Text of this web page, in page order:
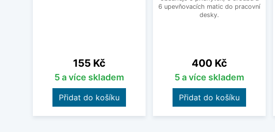
Cena
155 Kč
5 a více skladem
Přidat do košíku
6 upevňovacích matic do pracovní
desky.
Cena
400 Kč
5 a více skladem
Přidat do košíku